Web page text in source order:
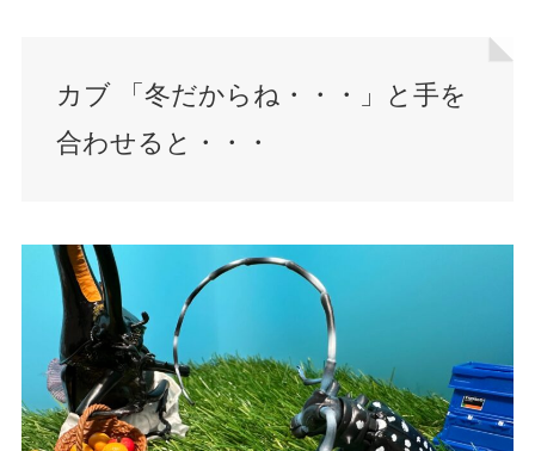
カブ 「冬だからね・・・」と手を
合わせると・・・